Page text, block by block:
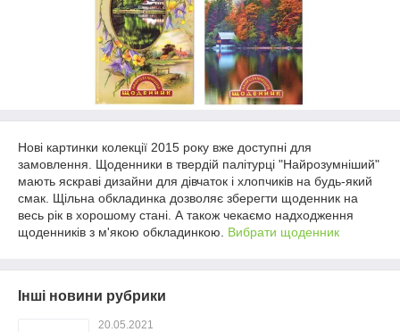
Нові картинки колекції 2015 року вже доступні для
замовлення. Щоденники в твердій палітурці "Найрозумніший"
мають яскраві дизайни для дівчаток і хлопчиків на будь-який
смак. Щільна обкладинка дозволяє зберегти щоденник на
весь рік в хорошому стані. А також чекаємо надходження
щоденників з м'якою обкладинкою. Вибрати щоденник
Інші новини рубрики
20.05.2021